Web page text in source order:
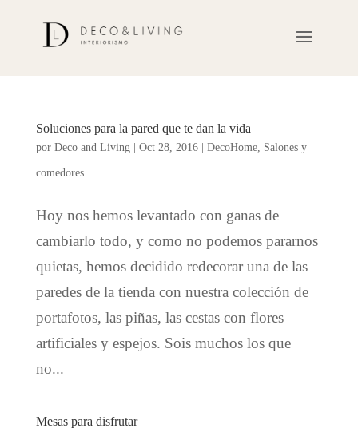
Soluciones para la pared que te dan la vida
por Deco and Living| Oct 28, 2016| DecoHome, Salones y
comedores
Hoy nos hemos levantado con ganas de
cambiarlo todo, y como no podemos pararnos
quietas, hemos decidido redecorar una de las
paredes de la tienda con nuestra colección de
portafotos, las piñas, las cestas con flores
artificiales y espejos. Sois muchos los que
no...
Mesas para disfrutar